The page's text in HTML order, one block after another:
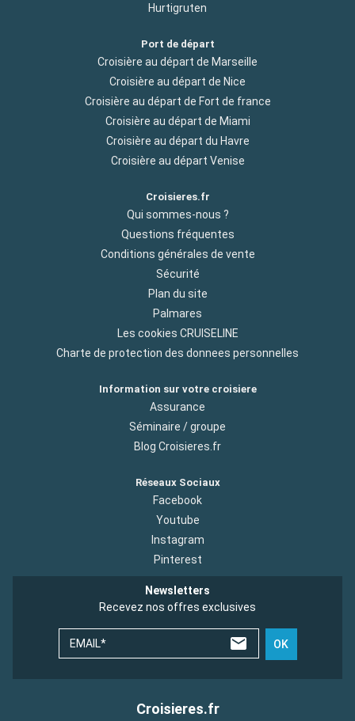
Hurtigruten
Port de départ
Croisière au départ de Marseille
Croisière au départ de Nice
Croisière au départ de Fort de france
Croisière au départ de Miami
Croisière au départ du Havre
Croisière au départ Venise
Croisieres.fr
Qui sommes-nous ?
Questions fréquentes
Conditions générales de vente
Sécurité
Plan du site
Palmares
Les cookies CRUISELINE
Charte de protection des donnees personnelles
Information sur votre croisiere
Assurance
Séminaire / groupe
Blog Croisieres.fr
Réseaux Sociaux
Facebook
Youtube
Instagram
Pinterest
Newsletters
Recevez nos offres exclusives
EMAIL* OK
Croisieres.fr